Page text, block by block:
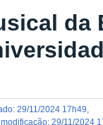
da
:29/11/2024 17h49
modificação:29/11/2024